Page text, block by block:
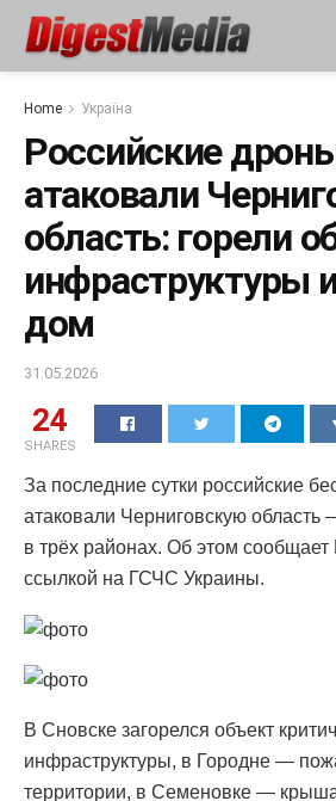
Home Україна
Российские
атаковали
область: горели
инфраструктуры
дом
31.05.2026
24
SHARES
За последние сутки российские
атаковали Черниговскую
в трёх районах. Об этом сообщает
ссылкой на ГСЧС Украины.
В Сновске загорелся объект
инфраструктуры, в Городне —
территории, в Семеновке —